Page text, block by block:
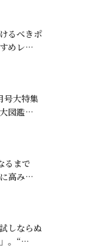
るべきポ
めレ…
号大特集
図鑑…
るまで
に高み…
しならぬ
」。“…